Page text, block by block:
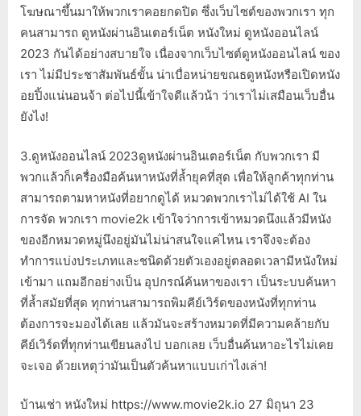
โฆษณาขึ้นมาให้พวกเราคอยกดปิด ซึ่งเว็บไซต์ของพวกเรา ทุก
คนสามารถ ดูหนังผ่านอินเตอร์เน็ต หนังใหม่ ดูหนังออนไลน์
2023 กันได้อย่างสบายใจ เนื่องจากเว็บไซต์ดูหนังออนไลน์ ของ
เรา ไม่มีประชาสัมพันธ์ขั้น น่าเบื่อหน่ายขณธดูหนังหรือเปิดหนัง
อยปิ้งแน่นอนจ้า ต่อไปนี้เข้าใจดีแล้วน้า ว่าเราไม่เสมือนเว็บอื่น
ยังไง!
3.ดูหนังออนไลน์ 2023ดูหนังผ่านอินเตอร์เน็ต กับพวกเรา มี
พวกแล้วก็เครื่องมือค้นหาหนังที่ล้ำยุคที่สุด เพื่อให้ลูกค้าทุกท่าน
สามารถตามหาหนังที่อยากดูได้ หมวดพวกเราไม่ได้ใช้ AI ใน
การจัด พวกเรา movie2k เข้าใจว่าการเข้าหมวดนึงแล้วมีหนัง
ของอีกหมวดหมู่นึงอยู่มันไม่น่าสนใจแค่ไหน เราจึงจะต้อง
ทำการแบ่งประเภทและชนิดด้วยตัวเองอยู่ตลอดเวลามีหนังใหม่
เข้ามา แถมอีกอย่างเป็น อุปกรณ์ค้นหาของเรา เป็นระบบค้นหา
ที่ล้ำสมัยที่สุด ทุกท่านสามารถพิมคีย์เวิร์ดของหนังที่ทุกท่าน
ต้องการจะมองได้เลย แล้วมันจะสร้างหมวดที่มีความคล้ายกับ
คีย์เวิร์ดที่ทุกท่านเขียนลงไป บอกเลย เว็บอื่นค้นหาอะไรไม่เคย
จะเจอ ด้วยเหตุว่ามันเป็นตัวค้นหาแบบเก่าไงเล่า!
บ้านเช่า หนังใหม่ https://www.movie2k.io 27 มิถุนา 23